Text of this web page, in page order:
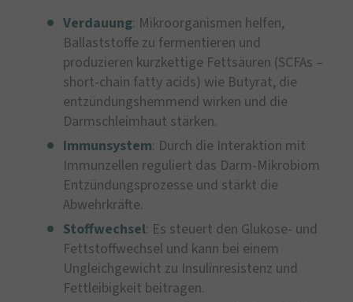
Verdauung: Mikroorganismen helfen,
Ballaststoffe zu fermentieren und
produzieren kurzkettige Fettsäuren (SCFAs –
short-chain fatty acids) wie Butyrat, die
entzündungshemmend wirken und die
Darmschleimhaut stärken.
Immunsystem: Durch die Interaktion mit
Immunzellen reguliert das Darm-Mikrobiom
Entzündungsprozesse und stärkt die
Abwehrkräfte.
Stoffwechsel: Es steuert den Glukose- und
Fettstoffwechsel und kann bei einem
Ungleichgewicht zu Insulinresistenz und
Fettleibigkeit beitragen.